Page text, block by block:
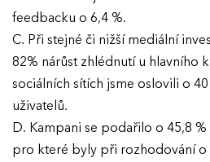
feedbacku o 6,4 %.
C. Při stejné či nižší mediální
82% nárůst zhlédnutí u hlavního
sociálních sítích jsme oslovili o
uživatelů.
D. Kampani se podařilo o 45,8
pro které byly při rozhodování